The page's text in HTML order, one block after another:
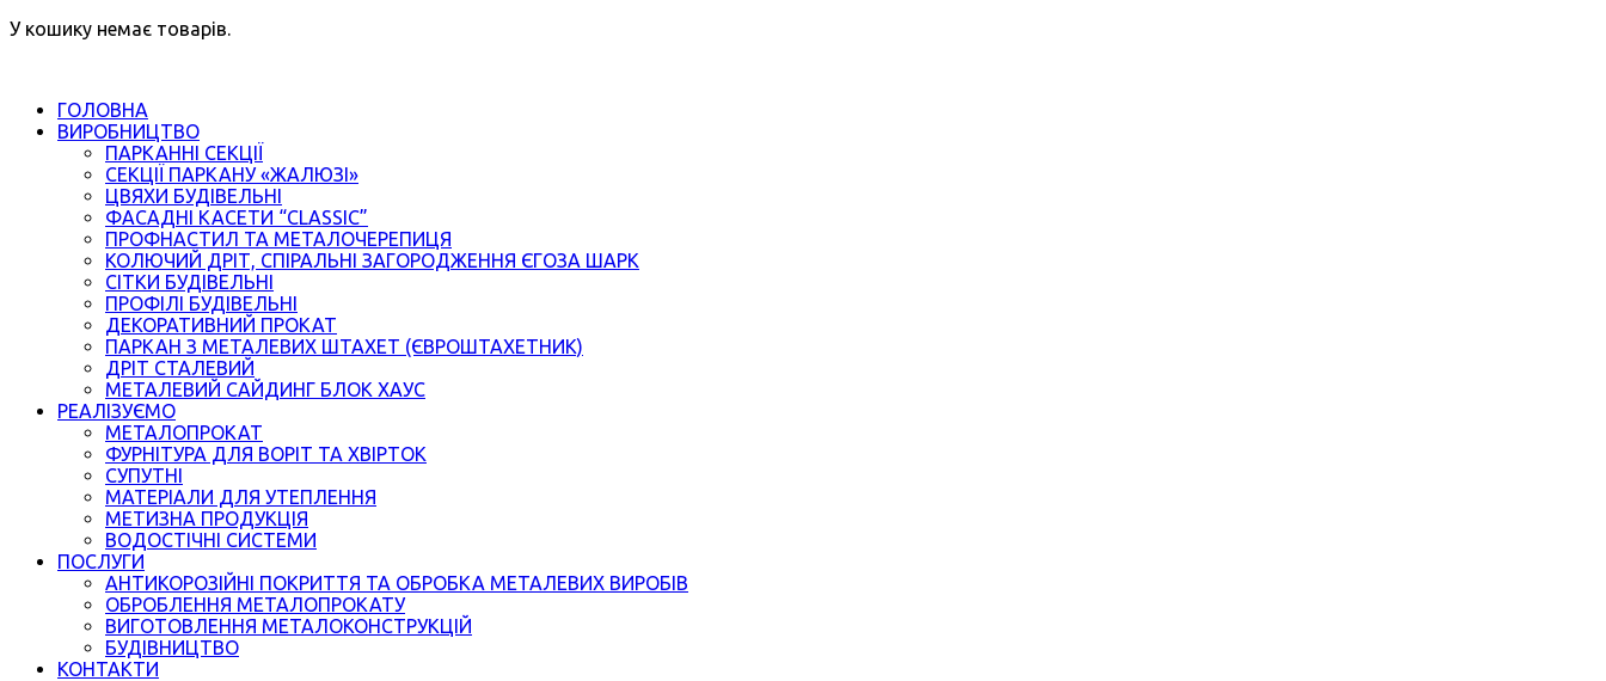
У кошику немає товарів.
ГОЛОВНА
ВИРОБНИЦТВО
ПАРКАННІ СЕКЦІЇ
СЕКЦІЇ ПАРКАНУ «ЖАЛЮЗІ»
ЦВЯХИ БУДІВЕЛЬНІ
ФАСАДНІ КАСЕТИ “CLASSIC”
ПРОФНАСТИЛ ТА МЕТАЛОЧЕРЕПИЦЯ
КОЛЮЧИЙ ДРІТ, СПІРАЛЬНІ ЗАГОРОДЖЕННЯ ЄГОЗА ШАРК
СІТКИ БУДІВЕЛЬНІ
ПРОФІЛІ БУДІВЕЛЬНІ
ДЕКОРАТИВНИЙ ПРОКАТ
ПАРКАН З МЕТАЛЕВИХ ШТАХЕТ (ЄВРОШТАХЕТНИК)
ДРІТ СТАЛЕВИЙ
МЕТАЛЕВИЙ САЙДИНГ БЛОК ХАУС
РЕАЛІЗУЄМО
МЕТАЛОПРОКАТ
ФУРНІТУРА ДЛЯ ВОРІТ ТА ХВІРТОК
СУПУТНІ
МАТЕРІАЛИ ДЛЯ УТЕПЛЕННЯ
МЕТИЗНА ПРОДУКЦІЯ
ВОДОСТІЧНІ СИСТЕМИ
ПОСЛУГИ
АНТИКОРОЗІЙНІ ПОКРИТТЯ ТА ОБРОБКА МЕТАЛЕВИХ ВИРОБІВ
ОБРОБЛЕННЯ МЕТАЛОПРОКАТУ
ВИГОТОВЛЕННЯ МЕТАЛОКОНСТРУКЦІЙ
БУДІВНИЦТВО
КОНТАКТИ